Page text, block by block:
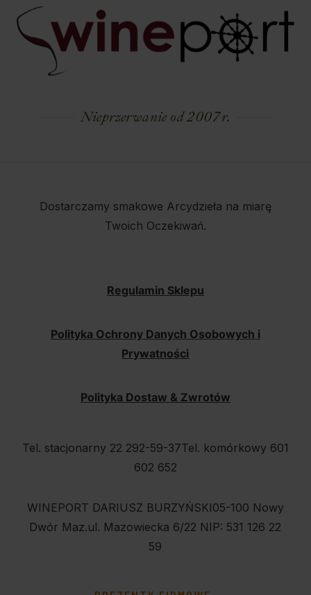
Nieprzerwanie od 2007 r.
Dostarczamy smakowe Arcydzieła na miarę
Twoich Oczekiwań.
Regulamin Sklepu
Polityka Ochrony Danych Osobowych i
Prywatności
Polityka Dostaw & Zwrotów
Tel. stacjonarny 22 292-59-37Tel. komórkowy 601
602 652
WINEPORT DARIUSZ BURZYŃSKI05-100 Nowy
Dwór Maz.ul. Mazowiecka 6/22 NIP: 531 126 22
59